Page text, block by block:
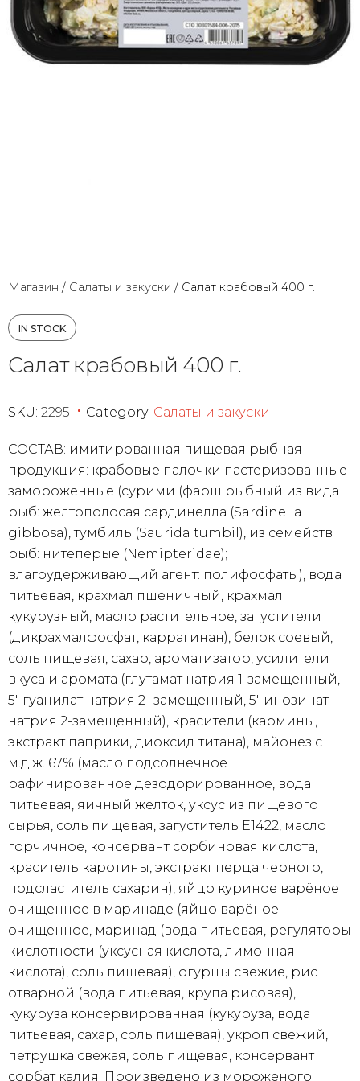
Магазин / Салаты и закуски / Салат крабовый 400 г.
IN STOCK
Салат крабовый 400 г.
SKU: 2295 Category: Салаты и закуски
СОСТАВ: имитированная пищевая рыбная
продукция: крабовые палочки пастеризованные
замороженные (сурими (фарш рыбный из вида
рыб: желтополосая сардинелла (Sardinella
gibbosa), тумбиль (Saurida tumbil), из семейств
рыб: нитеперые (Nemipteridae);
влагоудерживающий агент: полифосфаты), вода
питьевая, крахмал пшеничный, крахмал
кукурузный, масло растительное, загустители
(дикрахмалфосфат, каррагинан), белок соевый,
соль пищевая, сахар, ароматизатор, усилители
вкуса и аромата (глутамат натрия 1-замещенный,
5′-гуанилат натрия 2- замещенный, 5′-инозинат
натрия 2-замещенный), красители (кармины,
экстракт паприки, диоксид титана), майонез с
м.д.ж. 67% (масло подсолнечное
рафинированное дезодорированное, вода
питьевая, яичный желток, уксус из пищевого
сырья, соль пищевая, загуститель Е1422, масло
горчичное, консервант сорбиновая кислота,
краситель каротины, экстракт перца черного,
подсластитель сахарин), яйцо куриное варёное
очищенное в маринаде (яйцо варёное
очищенное, маринад (вода питьевая, регуляторы
кислотности (уксусная кислота, лимонная
кислота), соль пищевая), огурцы свежие, рис
отварной (вода питьевая, крупа рисовая),
кукуруза консервированная (кукуруза, вода
питьевая, сахар, соль пищевая), укроп свежий,
петрушка свежая, соль пищевая, консервант
сорбат калия. Произведено из мороженого